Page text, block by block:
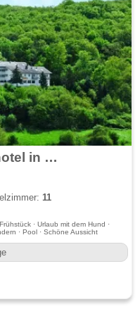
Burg-Hotel • Das Bikerhotel in der Nordpfalz
11
· Urlaub mit dem Hund ·
· Pool · Schöne Aussicht